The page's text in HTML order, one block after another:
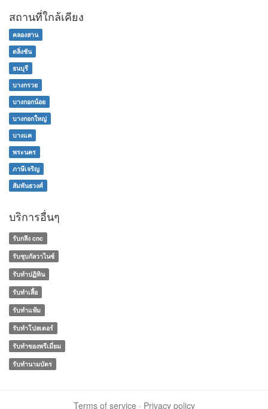
สถานที่ใกล้เคียง
คลองสาน
ตลิ่งชัน
ธนบุรี
บางกรวย
บางกอกน้อย
บางกอกใหญ่
บางแค
พระนคร
ภาษีเจริญ
สัมพันธวงศ์
บริการอื่นๆ
รับกลึง cnc
รับชุบกัลวาไนซ์
รับทำปฏิทิน
รับทำเสื้อ
รับทำแฟ้ม
รับทำโปสเตอร์
รับทําของพรีเมี่ยม
รับทํานามบัตร
Terms of service · Privacy policy